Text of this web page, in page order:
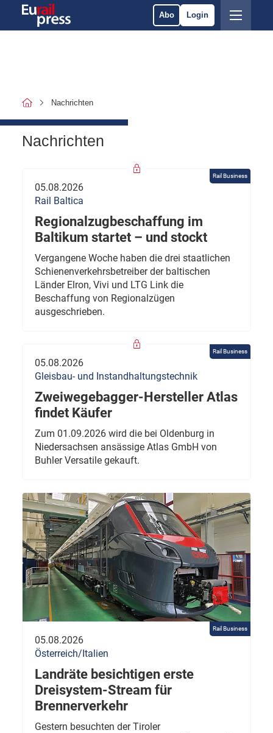
Abo Login
Nachrichten
Nachrichten
Rail Business
05.08.2026
Rail Baltica
Regionalzugbeschaffung im
Baltikum startet – und stockt
Vergangene Woche haben die drei staatlichen
Schienenverkehrsbetreiber der baltischen
Länder Elron, Vivi und LTG Link die
Beschaffung von Regionalzügen
ausgeschrieben.
Rail Business
05.08.2026
Gleisbau- und Instandhaltungstechnik
Zweiwegebagger-Hersteller Atlas
findet Käufer
Zum 01.09.2026 wird die bei Oldenburg in
Niedersachsen ansässige Atlas GmbH von
Buhler Versatile gekauft.
Rail Business
05.08.2026
Österreich/Italien
Landräte besichtigen erste
Dreisystem-Stream für
Brennerverkehr
Gestern besuchten der Tiroler